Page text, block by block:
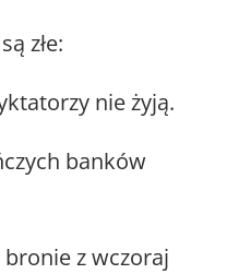
złe:
nie żyją.
banków
z wczoraj